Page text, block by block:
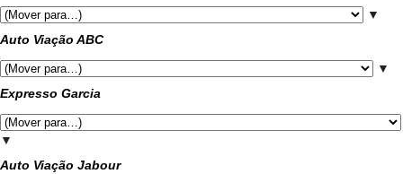
▼
Auto Viação ABC
▼
Expresso Garcia
▼
Auto Viação Jabour